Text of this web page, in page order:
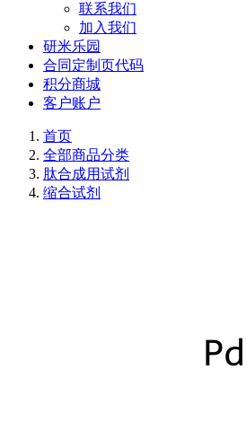
联系我们
加入我们
研米乐园
合同定制页代码
积分商城
客户账户
首页
全部商品分类
肽合成用试剂
缩合试剂